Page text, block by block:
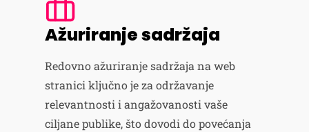
Ažuriranje sadržaja
Redovno ažuriranje sadržaja na web
stranici ključno je za održavanje
relevantnosti i angažovanosti vaše
ciljane publike, što dovodi do povećanja